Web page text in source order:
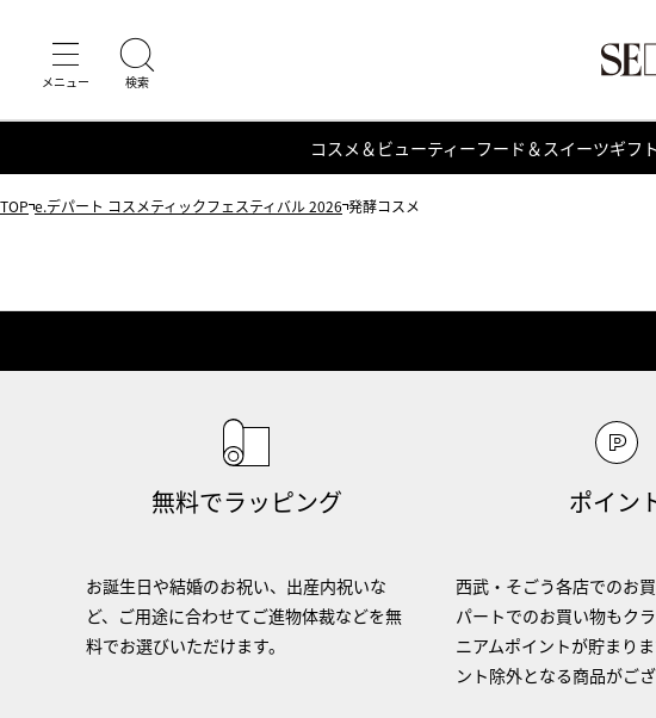
コスメ＆ビューティーフード＆スイーツギフト
TOP e.デパート コスメティックフェスティバル 2026 発酵コスメ
無料でラッピング
お誕生日や結婚のお祝い、出産内祝いな
ど、ご用途に合わせてご進物体裁などを無
料でお選びいただけます。
ポイン
西武・そごう各店でのお
パートでのお買い物もク
ニアムポイントが貯まり
ント除外となる商品がござ